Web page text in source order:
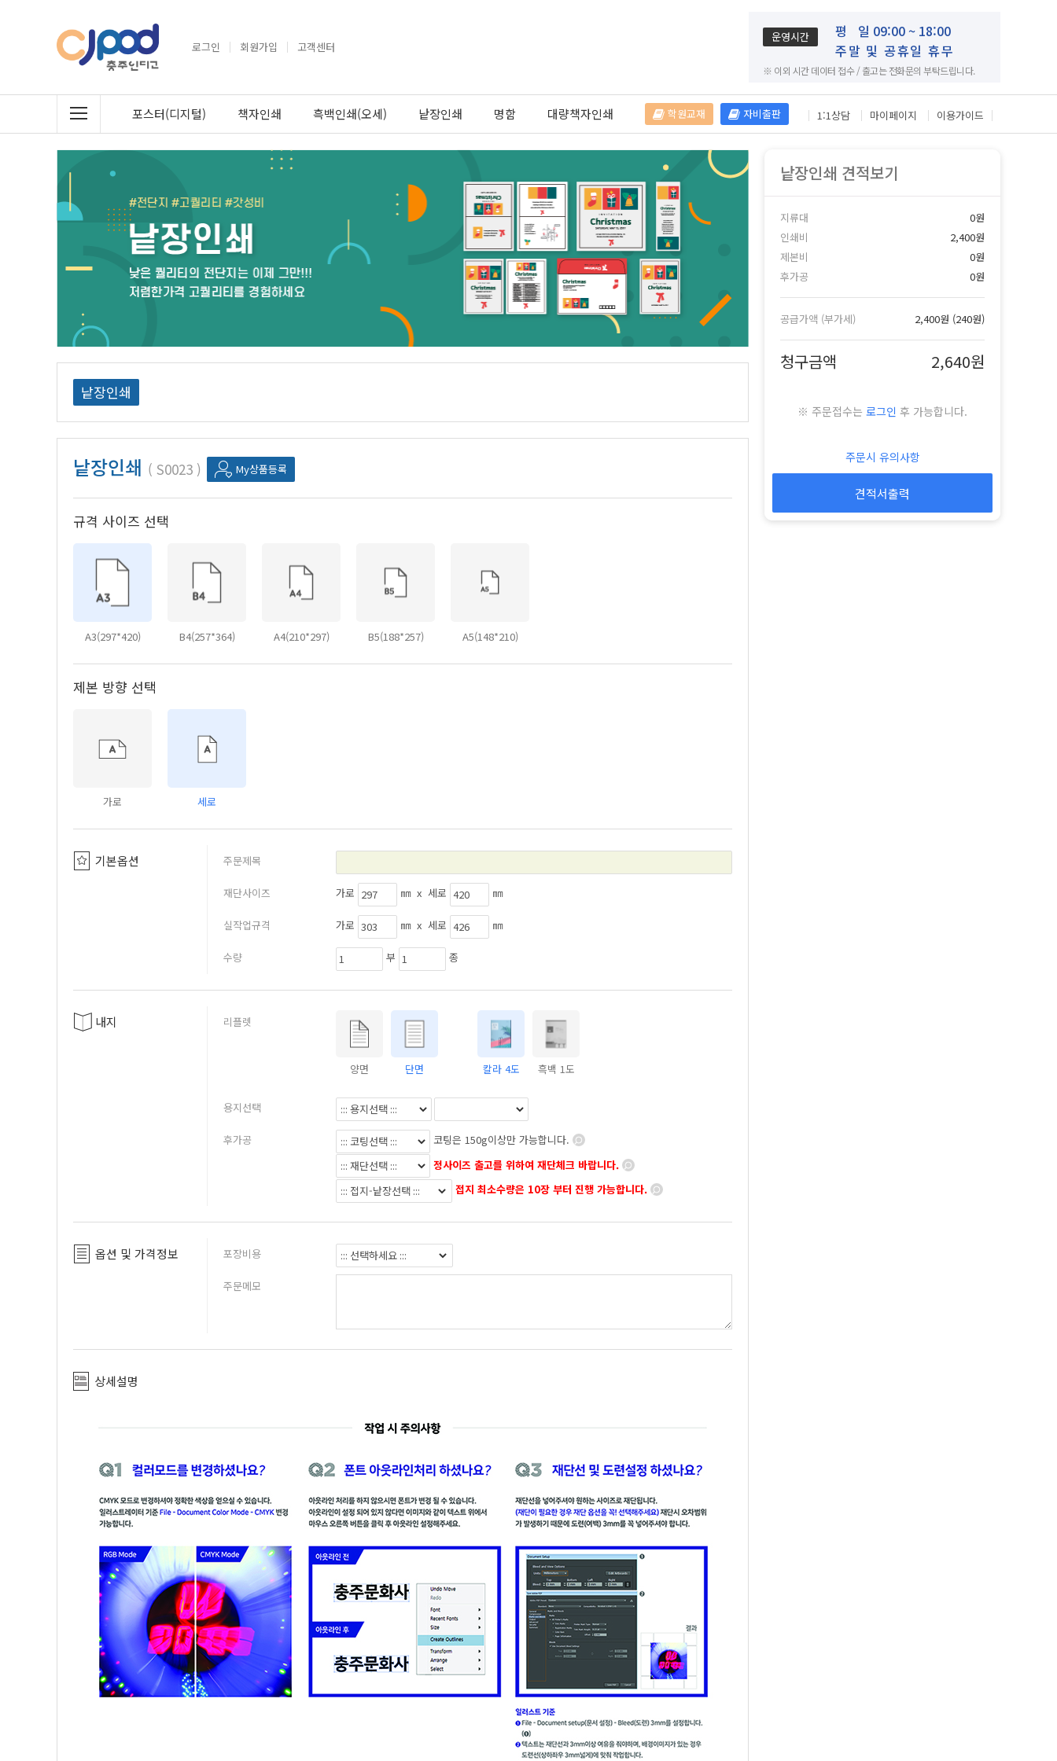
로그인 회원가입 고객센터
운영시간 평
일 09:00 ~ 18:00
주말 및 공휴일 휴무
※ 이외 시간 데이터 접수 / 출고는 전화문의 부탁드립니다.
포스터(디지털) 책자인쇄 흑백인쇄(오세) 낱장인쇄 명함 대량책자인쇄 학원교재 자비출판 1:1상담 마이페이지 이용가이드
낱장인쇄
낱장인쇄 S0023 My상품등록
규격 사이즈 선택
A3(297*420) B4(257*364) A4(210*297) B5(188*257) A5(148*210)
제본 방향 선택
가로 세로
기본옵션 주문제목
재단사이즈 가로 ㎜ x 세로 ㎜
실작업규격 가로 ㎜ x 세로 ㎜
수량 부 종
내지 리플렛
양면 단면 칼라 4도 흑백 1도
용지선택
후가공
코팅은 150g이상만 가능합니다.
정사이즈 출고를 위하여 재단체크 바랍니다.
접지 최소수량은 10장 부터 진행 가능합니다.
옵션 및 가격정보 포장비용
주문메모
상세설명
낱장인쇄 견적보기
지류대
0원
인쇄비
2,400원
제본비
0원
후가공
0원
공급가액 (부가세) 2,400원 (240원)
청구금액 2,640원
※ 주문접수는 로그인 후 가능합니다.
주문시 유의사항
견적서출력